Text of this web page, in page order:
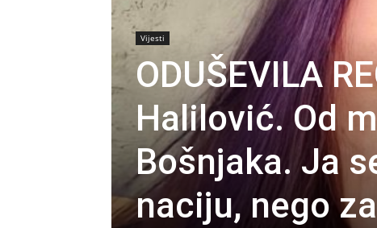
Vijesti
ODUŠEVILA
Halilović. Od
Bošnjaka. Ja
naciju, nego